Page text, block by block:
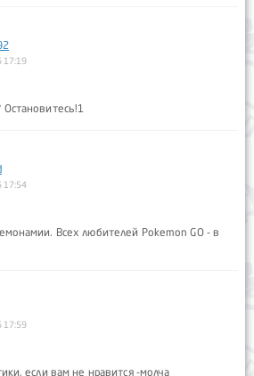
17:19
17:54
Всех любителей Pokemon GO - в
17:59
если вам не нравится -молча